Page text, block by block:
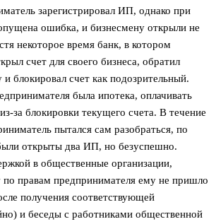
зарегистрировал ИП, однако при
ошибка, и бизнесмену открыли не
некоторое время банк, в котором
счет для своего бизнеса, обратил
блокировал счет как подозрительный.
была ипотека, оплачивать
за блокировки текущего счета. В течение
пытался сам разобраться, по
открыты два ИП, но безуспешно.
в общественные организации,
правам предпринимателя ему не пришло
получения соответствующей
и беседы с работниками общественной